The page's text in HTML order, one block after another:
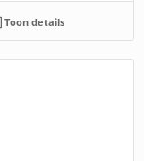
Toon details